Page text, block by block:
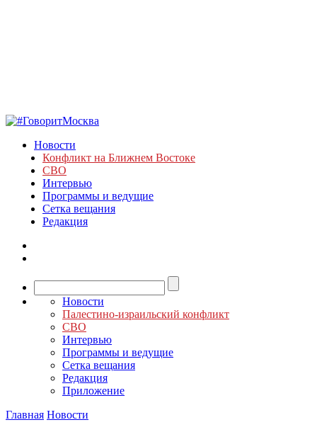
Новости
Конфликт на Ближнем Востоке
СВО
Интервью
Программы и ведущие
Сетка вещания
Редакция
Новости
Палестино-израильский конфликт
СВО
Интервью
Программы и ведущие
Сетка вещания
Редакция
Приложение
Главная Новости